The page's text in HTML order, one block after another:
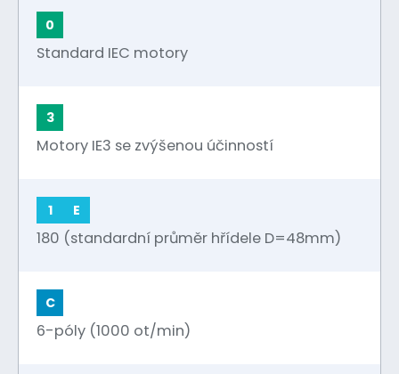
0
Standard IEC motory
3
Motory IE3 se zvýšenou účinností
1 E
180 (standardní průměr hřídele D=48mm)
C
6-póly (1000 ot/min)